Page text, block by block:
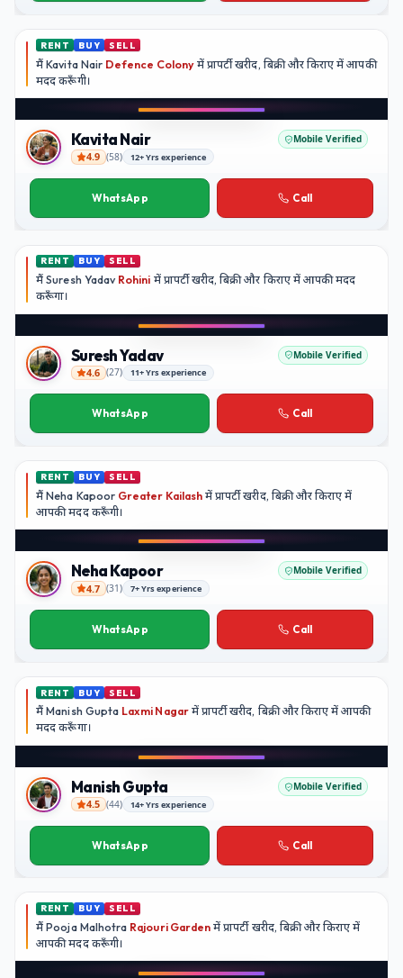
RENT BUY SELL
मैंKavita Nair Defence Colonyमें प्रापर्टी खरीद, बिक्री और किराए में आपकी
मददकरूँगी।
Kavita Nair
Kavita Nair Mobile Verified
4.9 (58) 12+ Yrs experience
WhatsApp Call
RENT BUY SELL
मैंSuresh Yadav Rohini में प्रापर्टी खरीद, बिक्री और किराए में आपकी मदद
करूँगा।
Suresh Yadav
Suresh Yadav Mobile Verified
4.6 (27) 11+ Yrs experience
WhatsApp Call
RENT BUY SELL
मैंNeha Kapoor Greater Kailash में प्रापर्टी खरीद, बिक्री और किराए में
आपकी मदद करूँगी।
Neha Kapoor
Neha Kapoor Mobile Verified
4.7 (31) 7+ Yrs experience
WhatsApp Call
RENT BUY SELL
मैंManish Gupta Laxmi Nagarमें प्रापर्टी खरीद, बिक्री और किराए में आपकी
मददकरूँगा।
Manish Gupta
Manish Gupta Mobile Verified
4.5 (44) 14+ Yrs experience
WhatsApp Call
RENT BUY SELL
मैंPooja Malhotra Rajouri Garden में प्रापर्टी खरीद, बिक्री और किराए में
आपकी मदद करूँगी।